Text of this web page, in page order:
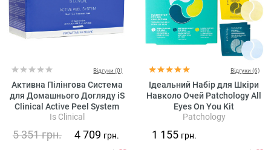
Відгуки (0)
Активна Пілінгова Система
для Домашнього Догляду iS
Clinical Active Peel System
Is Clinical
5 351грн. 4 709 грн.
Відгуки (6)
Ідеальний Набір для Шкіри
Навколо Очей Patchology All
Eyes On You Kit
Patchology
1 155 грн.